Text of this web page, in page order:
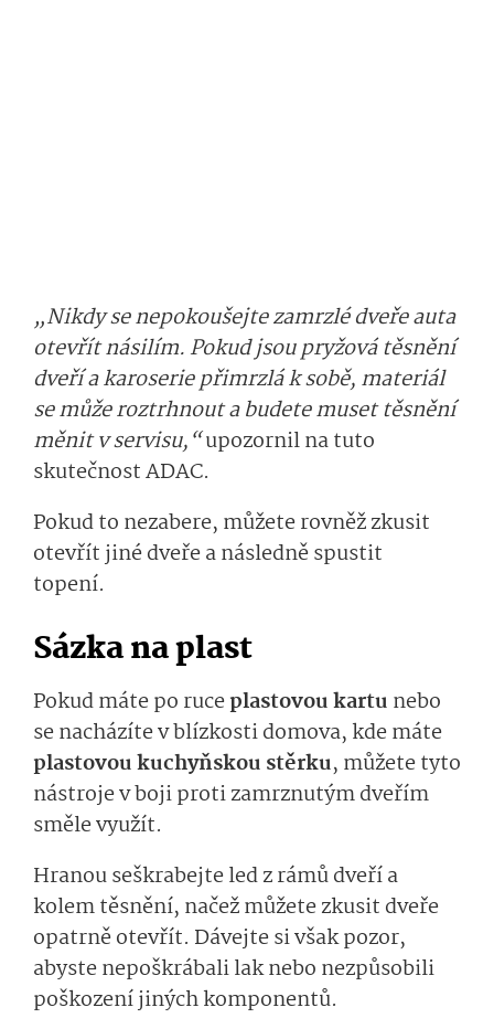
„Nikdy se nepokoušejte zamrzlé dveře auta
otevřít násilím. Pokud jsou pryžová těsnění
dveří a karoserie přimrzlá k sobě, materiál
se může roztrhnout a budete muset těsnění
měnit v servisu,“upozornil na tuto
skutečnost ADAC.
Pokud to nezabere, můžete rovněž zkusit
otevřít jiné dveře a následně spustit
topení.
Sázka na plast
Pokud máte po ruceplastovou kartu nebo
se nacházíte v blízkosti domova, kde máte
plastovou kuchyňskou stěrku, můžete tyto
nástroje v boji proti zamrznutým dveřím
směle využít.
Hranou seškrabejte led z rámů dveří a
kolem těsnění, načež můžete zkusit dveře
opatrně otevřít. Dávejte si však pozor,
abyste nepoškrábali lak nebo nezpůsobili
poškození jiných komponentů.